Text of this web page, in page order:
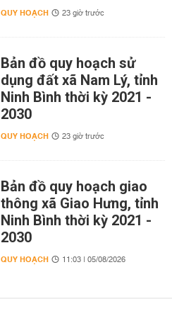
QUY HOẠCH 23 giờ trước
Bản đồ quy hoạch sử
dụng đất xã Nam Lý, tỉnh
Ninh Bình thời kỳ 2021 -
2030
QUY HOẠCH 23 giờ trước
Bản đồ quy hoạch giao
thông xã Giao Hưng, tỉnh
Ninh Bình thời kỳ 2021 -
2030
QUY HOẠCH 11:03 | 05/08/2026